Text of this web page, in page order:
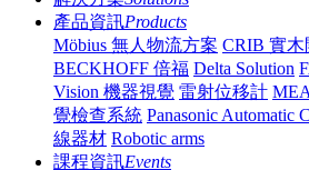
產品資訊Products
Möbius 無人物流方案 CRIB 實木
BECKHOFF 倍福 Delta Solution
Vision 機器視覺 雷射位移計
覺檢查系統 Panasonic Automatic
線器材 Robotic arms
課程資訊Events